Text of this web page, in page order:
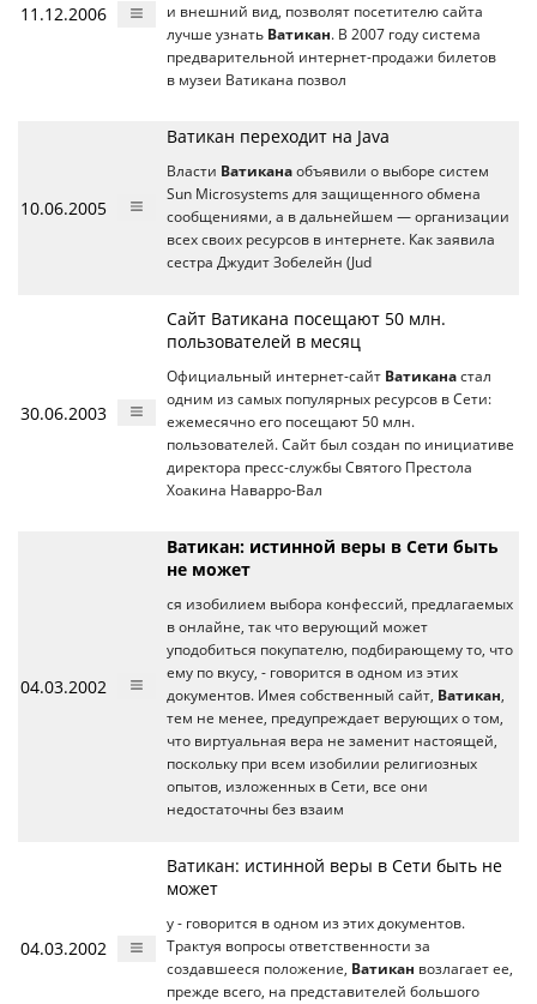
11.12.2006
и внешний вид, позволят посетителю сайта
лучше узнать Ватикан. В 2007 году система
предварительной интернет-продажи билетов
в музеи Ватикана позвол
10.06.2005
Ватикан переходит на Java
Власти Ватикана объявили о выборе систем
Sun Microsystems для защищенного обмена
сообщениями, а в дальнейшем — организации
всех своих ресурсов в интернете. Как заявила
сестра Джудит Зобелейн (Jud
30.06.2003
Сайт Ватикана посещают 50 млн.
пользователей в месяц
Официальный интернет-сайт Ватикана стал
одним из самых популярных ресурсов в Сети:
ежемесячно его посещают 50 млн.
пользователей. Сайт был создан по инициативе
директора пресс-службы Святого Престола
Хоакина Наварро-Вал
04.03.2002
Ватикан: истинной веры в Сети быть
не может
ся изобилием выбора конфессий, предлагаемых
в онлайне, так что верующий может
уподобиться покупателю, подбирающему то, что
ему по вкусу, - говорится в одном из этих
документов. Имея собственный сайт, Ватикан,
тем не менее, предупреждает верующих о том,
что виртуальная вера не заменит настоящей,
поскольку при всем изобилии религиозных
опытов, изложенных в Сети, все они
недостаточны без взаим
04.03.2002
Ватикан: истинной веры в Сети быть не
может
у - говорится в одном из этих документов.
Трактуя вопросы ответственности за
создавшееся положение, Ватикан возлагает ее,
прежде всего, на представителей большого